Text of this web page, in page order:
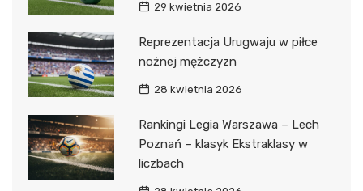
29 kwietnia 2026
Reprezentacja Urugwaju w piłce
nożnej mężczyzn
28 kwietnia 2026
Rankingi Legia Warszawa – Lech
Poznań – klasyk Ekstraklasy w
liczbach